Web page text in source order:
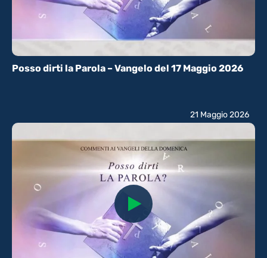
Posso dirti la Parola – Vangelo del 17 Maggio 2026
21 Maggio 2026